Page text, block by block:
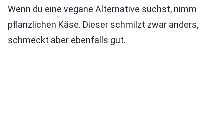
Wenn du eine vegane Alternative suchst, nimm
pflanzlichen Käse. Dieser schmilzt zwar anders,
schmeckt aber ebenfalls gut.